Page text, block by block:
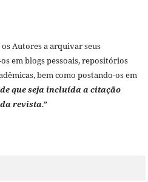
Autores a arquivar seus
em blogs pessoais, repositórios
bem como postando-os em
que seja incluída a citação
revista.”